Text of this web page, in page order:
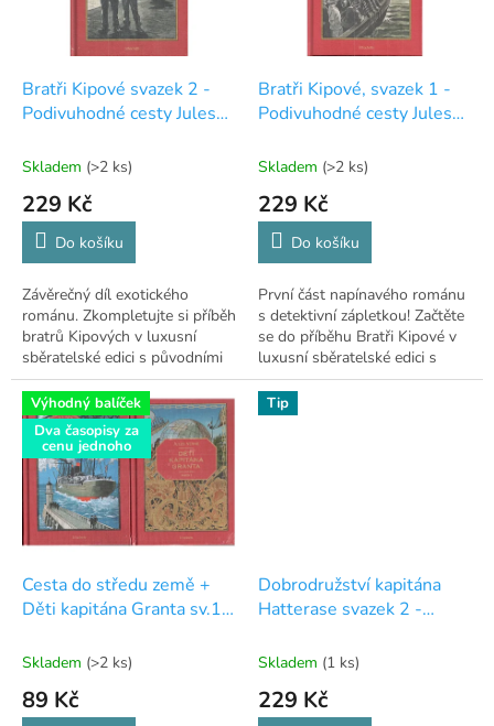
Bratři Kipové svazek 2 -
Podivuhodné cesty Julese
19
Skladem (>2 ks)
229 Kč
Do košíku
Závěrečný díl exotického
románu. Zkompletujte si příběh
bratrů Kipových v luxusní
sběratelské edici s původními
rytinami!
Bratři Kipové, svazek 1 -
Podivuhodné cesty Julese
18
Skladem (>2 ks)
229 Kč
Do košíku
První část napínavého románu
s detektivní zápletkou! Začtěte
se do příběhu Bratři Kipové v
luxusní sběratelské edici s
původními rytinami.
Výhodný balíček
Dva časopisy za
cenu jednoho
Cesta do středu země +
Děti kapitána Granta sv.1 -
Verna - exkluzivní edice -
Skladem (>2 ks)
89 Kč
Tip
Dobrodružství kapitána
Hatterase svazek 2 -
Verna - exkluzivní edice -
Skladem (1 ks)
229 Kč